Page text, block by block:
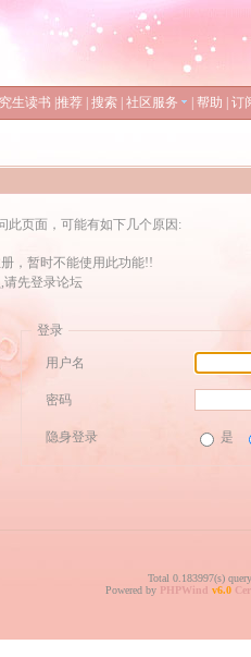
生读书 推荐 搜索 社区服务 帮助 订
此页面，可能有如下几个原因:
，暂时不能使用此功能!!
请先登录论坛
登录
用户名
密码
隐身登录 是
Total 0.183997(s)
Powered by PHPWind v6.0